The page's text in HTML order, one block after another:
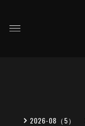
2026-08（5）